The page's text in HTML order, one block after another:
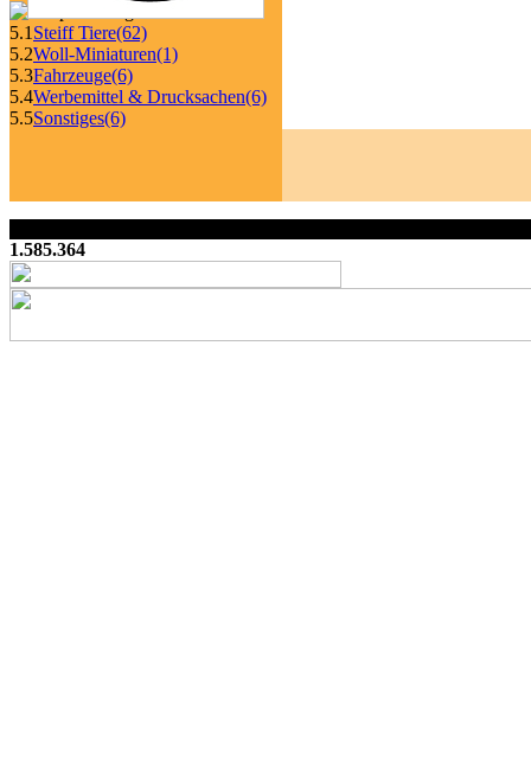
5.1 Steiff Tiere(62)
5.2Woll-Miniaturen(1)
5.3Fahrzeuge(6)
5.4Werbemittel & Drucksachen(6)
5.5Sonstiges(6)
1.585.364